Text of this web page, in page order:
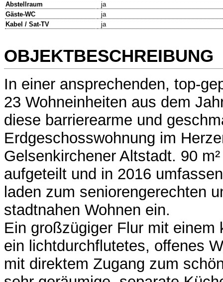
Abstellraum
ja
Gäste-WC
ja
Kabel / Sat-TV
ja
OBJEKTBESCHREIBUNG
In einer ansprechenden, top-
23 Wohneinheiten aus dem
diese barrierearme und
Erdgeschosswohnung im
Gelsenkirchener Altstadt. 90
aufgeteilt und in 2016
laden zum seniorengerechten
stadtnahen Wohnen ein.
Ein großzügiger Flur mit einem
ein lichtdurchflutetes, offenes
mit direktem Zugang zum